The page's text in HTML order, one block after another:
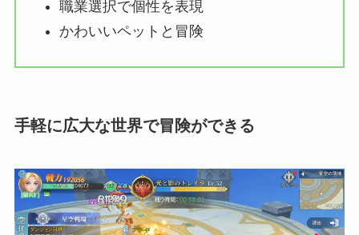
職業選択で個性を表現
かわいいペットと冒険
手軽に広大な世界で冒険ができる